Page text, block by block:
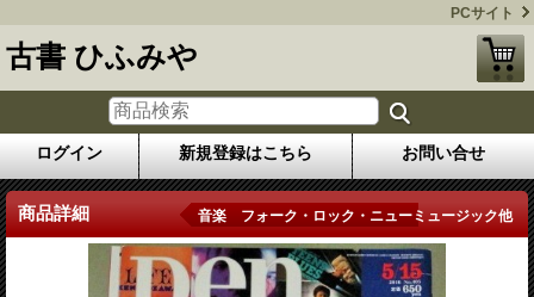
PCサイト
古書 ひふみや
ログイン 新規登録はこちら お問い合せ
商品詳細 音楽 フォーク・ロック・ニューミュージック他